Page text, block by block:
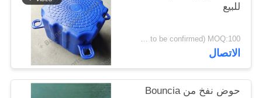
POLICY
للبيع
USD 22- 27/piece ( price just for reference, detailed prices need to be confirmed) MOQ:100 قطعة
الاتصال
حوض نفخ من Bouncia